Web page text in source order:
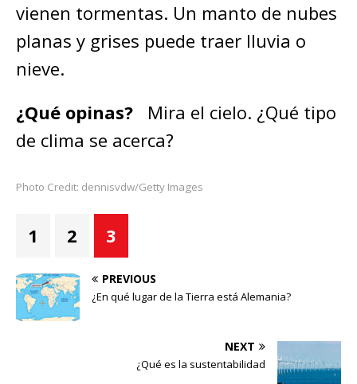
vienen tormentas. Un manto de nubes
planas y grises puede traer lluvia o
nieve.
¿Qué opinas? Mira el cielo. ¿Qué tipo
de clima se acerca?
Photo Credit: dennisvdw/Getty Images
1 2 3
PREVIOUS
¿En qué lugar de la Tierra está Alemania?
NEXT
¿Qué es la sustentabilidad